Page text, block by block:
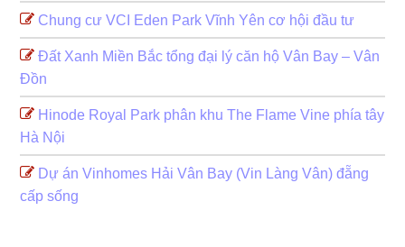
Chung cư VCI Eden Park Vĩnh Yên cơ hội đầu tư
Đất Xanh Miền Bắc tổng đại lý căn hộ Vân Bay – Vân
Đồn
Hinode Royal Park phân khu The Flame Vine phía tây
Hà Nội
Dự án Vinhomes Hải Vân Bay (Vin Làng Vân) đẵng
cấp sống